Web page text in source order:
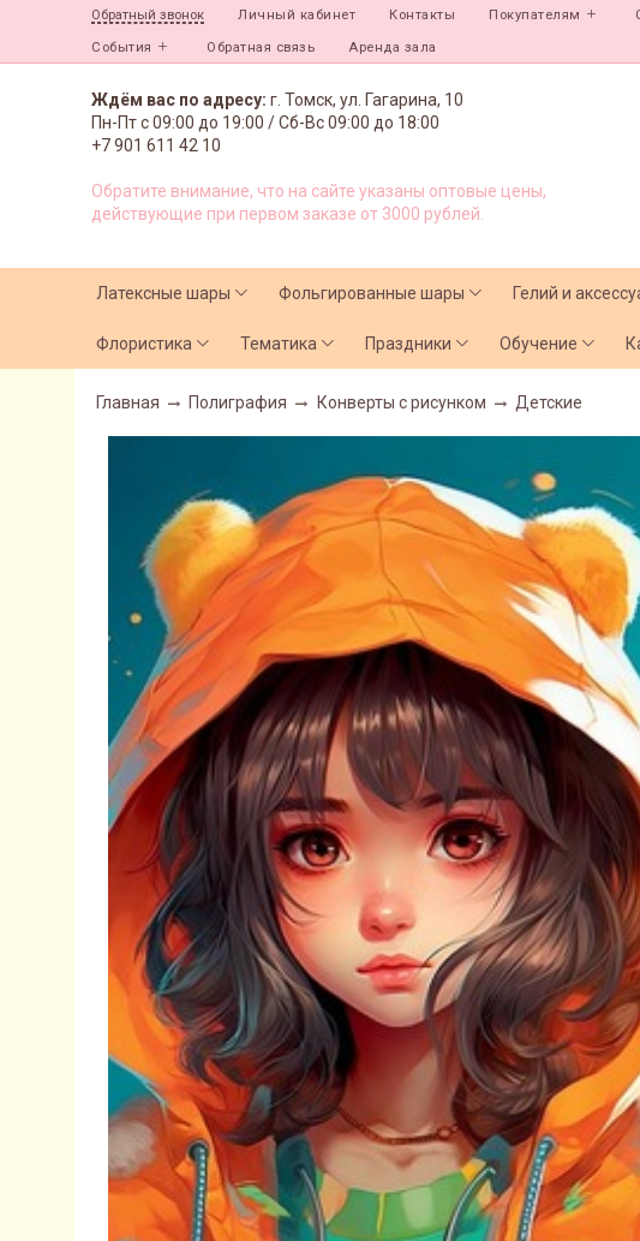
Обратный звонок Личный кабинет Контакты Покупателям
События Обратная связь Аренда зала
Ждём вас по адресу: г. Томск, ул. Гагарина, 10
Пн-Пт с09:00 до 19:00 /Сб-Вс 09:00 до 18:00
+7 901 611 42 10
Обратите внимание, что на сайте указаны оптовые цены,
действующие при первом заказе от 3000 рублей.
Латексные шары Фольгированные шары Гелий и
Флористика Тематика Праздники Обучение
Главная Полиграфия Конверты с рисунком Детские